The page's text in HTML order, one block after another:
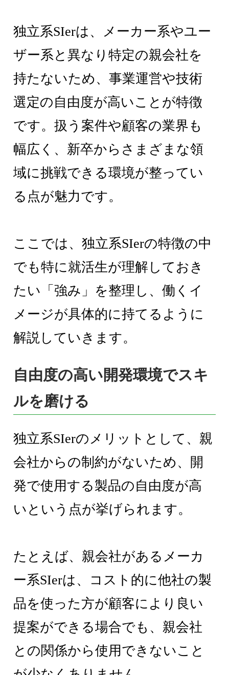
独立系SIerは、メーカー系やユー
ザー系と異なり特定の親会社を
持たないため、事業運営や技術
選定の自由度が高いことが特徴
です。扱う案件や顧客の業界も
幅広く、新卒からさまざまな領
域に挑戦できる環境が整ってい
る点が魅力です。
ここでは、独立系SIerの特徴の中
でも特に就活生が理解しておき
たい「強み」を整理し、働くイ
メージが具体的に持てるように
解説していきます。
自由度の高い開発環境でスキ
ルを磨ける
独立系SIerのメリットとして、親
会社からの制約がないため、開
発で使用する製品の自由度が高
いという点が挙げられます。
たとえば、親会社があるメーカ
ー系SIerは、コスト的に他社の製
品を使った方が顧客により良い
提案ができる場合でも、親会社
との関係から使用できないこと